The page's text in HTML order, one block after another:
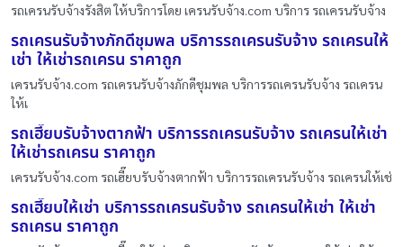
รถเครนรับจ้างรังสิต ให้บริการโดย เครนรับจ้าง.com บริการ รถเครนรับจ้าง
รถเครนรับจ้างภักดีชุมพล บริการรถเครนรับจ้าง รถเครนให้
เช่า ให้เช่ารถเครน ราคาถูก
เครนรับจ้าง.com รถเครนรับจ้างภักดีชุมพล บริการรถเครนรับจ้าง รถเครน
ให้เ
รถเฮี๊ยบรับจ้างตากฟ้า บริการรถเครนรับจ้าง รถเครนให้เช่า
ให้เช่ารถเครน ราคาถูก
เครนรับจ้าง.com รถเฮี๊ยบรับจ้างตากฟ้า บริการรถเครนรับจ้าง รถเครนให้เช่
รถเฮี๊ยบให้เช่า บริการรถเครนรับจ้าง รถเครนให้เช่า ให้เช่า
รถเครน ราคาถูก